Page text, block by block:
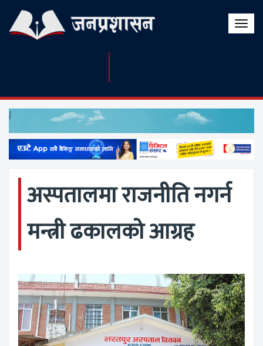
Toggle
अस्पतालमा राजनीति नगर्न
मन्त्री ढकालको आग्रह